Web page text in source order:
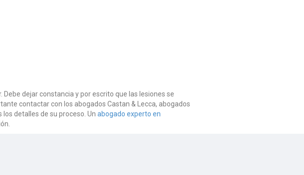
dejar constancia y por escrito que las lesiones se
contactar con los abogados Castan & Lecca, abogados
detalles de su proceso. Un abogado experto en